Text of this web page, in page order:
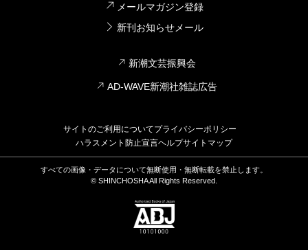
メールマガジン登録
新刊お知らせメール
新潮文芸振興会
AD-WAVE新潮社雑誌広告
サイトのご利用についてプライバシーポリシー
ハラスメント防止宣言ヘルプサイトマップ
すべての画像・データについて無断使用・無断転載を禁止します。
© SHINCHOSHA All Rights Reserved.